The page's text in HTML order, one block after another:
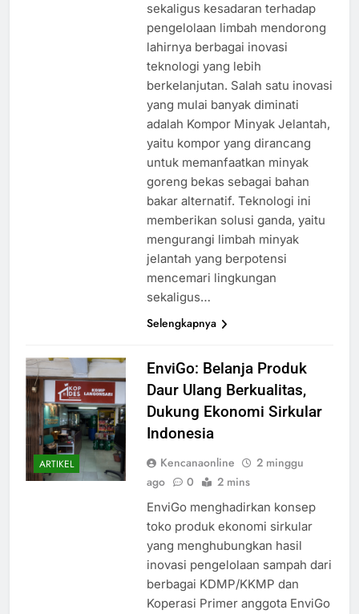
sekaligus kesadaran terhadap
pengelolaan limbah mendorong
lahirnya berbagai inovasi
teknologi yang lebih
berkelanjutan. Salah satu inovasi
yang mulai banyak diminati
adalah Kompor Minyak Jelantah,
yaitu kompor yang dirancang
untuk memanfaatkan minyak
goreng bekas sebagai bahan
bakar alternatif. Teknologi ini
memberikan solusi ganda, yaitu
mengurangi limbah minyak
jelantah yang berpotensi
mencemari lingkungan
sekaligus…
Selengkapnya
ARTIKEL
EnviGo: Belanja Produk
Daur Ulang Berkualitas,
Dukung Ekonomi Sirkular
Indonesia
Kencanaonline
2 minggu
ago
0 2 mins
EnviGo menghadirkan konsep
toko produk ekonomi sirkular
yang menghubungkan hasil
inovasi pengelolaan sampah dari
berbagai KDMP/KKMP dan
Koperasi Primer anggota EnviGo